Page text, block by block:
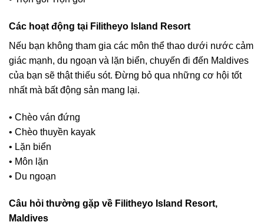
Các hoạt động tại Filitheyo Island Resort
Nếu bạn không tham gia các môn thể thao dưới nước cảm
giác mạnh, du ngoạn và lặn biển, chuyến đi đến Maldives
của bạn sẽ thật thiếu sót. Đừng bỏ qua những cơ hội tốt
nhất mà bất động sản mang lại.
• Chèo ván đứng
• Chèo thuyền kayak
• Lặn biển
• Môn lặn
• Du ngoạn
Câu hỏi thường gặp về Filitheyo Island Resort,
Maldives